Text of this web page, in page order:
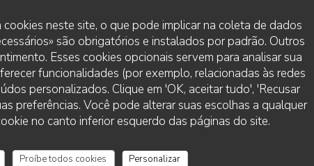
neste site, o que pode implicar na coleta de dados
são obrigatórios e instalados por padrão. Outros
Esses cookies opcionais servem para analisar sua
funcionalidades (por exemplo, relacionadas às redes
personalizados. Clique em 'OK, aceitar tudo', 'Recusar
preferências. Você pode alterar suas escolhas a qualquer
no canto inferior esquerdo das páginas do site.
Proíbe todos cookies
Personalizar
:5/5 ambience:5 /5 menu : 5/5 quality_price:5/5
LE FLANDRE